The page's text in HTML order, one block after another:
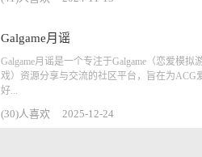
Galgame月谣
Galgame月谣是一个专注于Galgame（恋爱模拟
戏）资源分享与交流的社区平台，旨在为ACG
好...
(30)人喜欢 2025-12-24